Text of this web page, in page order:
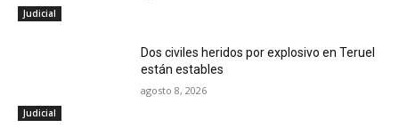
Judicial
Judicial
Dos civiles heridos por explosivo en Teruel
están estables
agosto 8, 2026